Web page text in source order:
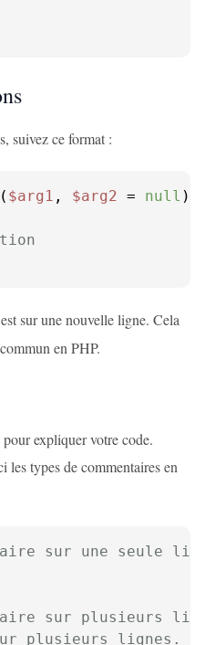
suivez ce format :
( $arg1 , $arg2 = null
est sur une nouvelle ligne. Cela
en PHP.
expliquer votre code.
les types de commentaires en
sur une seule
sur plusieurs
plusieurs lignes.